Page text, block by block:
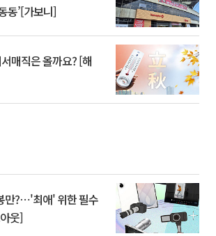
동’[가보니]
매직은 올까요? [해
만?⋯'최애' 위한 필수
웃]